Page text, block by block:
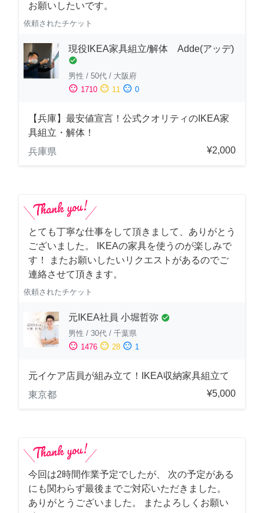
お願いしたいです。
依頼されたチケット
現役IKEA家具組立/解体 Adde(アッデ)
check_circle
男性 / 50代 / 大阪府
sentiment_satisfied 1710 sentiment_neutral 11 sentiment_dissatisfied 0
【兵庫】最安値宣言！公式クオリティのIKEA家
具組立・解体！
兵庫県
¥2,000
とても丁寧な仕事をして頂きまして、ありがとう
ございました。 IKEAの家具を使うのが楽しみで
す！ またお願いしたいリクエストがあるのでご
連絡させて頂きます。
依頼されたチケット
元IKEA社員 小堀哲弥 check_circle
男性 / 30代 / 千葉県
sentiment_satisfied 1476 sentiment_neutral 28 sentiment_dissatisfied 1
元イケア店員が組み立て！IKEA収納家具組立て
東京都
¥5,000
今回は2時間作業予定でしたが、 次の予定がある
にも関わらず最後までご対応いただきました。
ありがとうございました。 またよろしくお願い